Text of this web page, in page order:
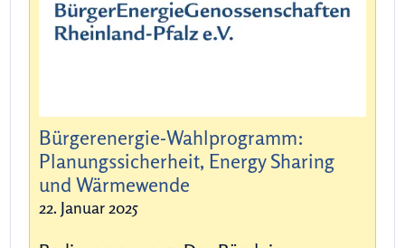
Bürgerenergie-Wahlprogramm:
Planungssicherheit, Energy Sharing
und Wärmewende
22. Januar 2025